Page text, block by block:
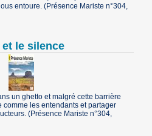
entoure. (Présence Mariste n°304,
le silence
un ghetto et malgré cette barrière
comme les entendants et partager
(Présence Mariste n°304,